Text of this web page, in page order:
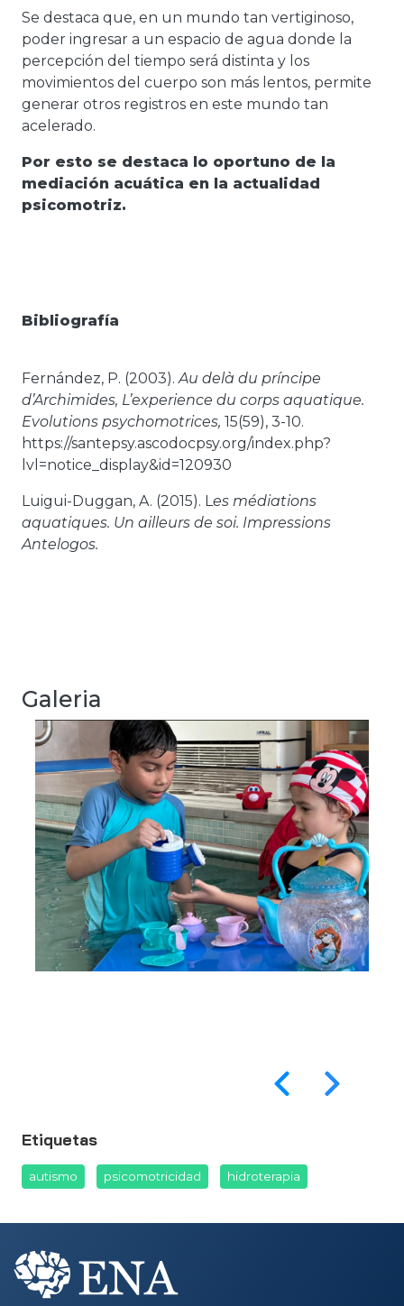
Se destaca que, en un mundo tan vertiginoso,
poder ingresar a un espacio de agua donde la
percepción del tiempo será distinta y los
movimientos del cuerpo son más lentos, permite
generar otros registros en este mundo tan
acelerado.
Por esto se destaca lo oportuno de la
mediación acuática en la actualidad
psicomotriz.
Bibliografía
Fernández, P. (2003).Au delà du príncipe
d’Archimides, L’experience du corps aquatique.
Evolutions psychomotrices, 15(59), 3-10.
https://santepsy.ascodocpsy.org/index.php?
lvl=notice_display&id=120930
Luigui-Duggan, A. (2015). Les médiations
aquatiques. Un ailleurs de soi. Impressions
Antelogos.
Galeria
Etiquetas
autismo psicomotricidad hidroterapia